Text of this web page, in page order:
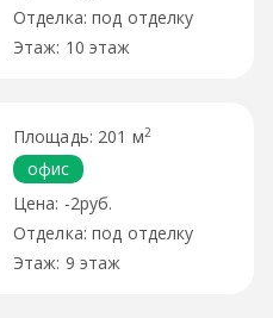
под отделку
10 этаж
201 м2
офис
-2руб.
под отделку
9 этаж